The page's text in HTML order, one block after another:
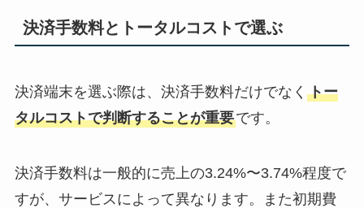
決済手数料とトータルコストで選ぶ
決済端末を選ぶ際は、決済手数料だけでなく トー
タルコストで判断することが重要です。
決済手数料は一般的に売上の3.24%〜3.74%程度で
すが、サービスによって異なります。また初期費